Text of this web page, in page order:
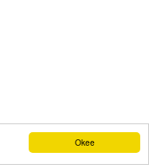
Okee